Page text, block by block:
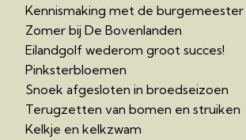
Kennismaking met de burgemeester
Zomer bij De Bovenlanden
Eilandgolf wederom groot succes!
Pinksterbloemen
Snoek afgesloten in broedseizoen
Terugzetten van bomen en struiken
Kelkje en kelkzwam